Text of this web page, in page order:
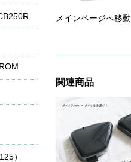
メインページへ移動
関連商品
）